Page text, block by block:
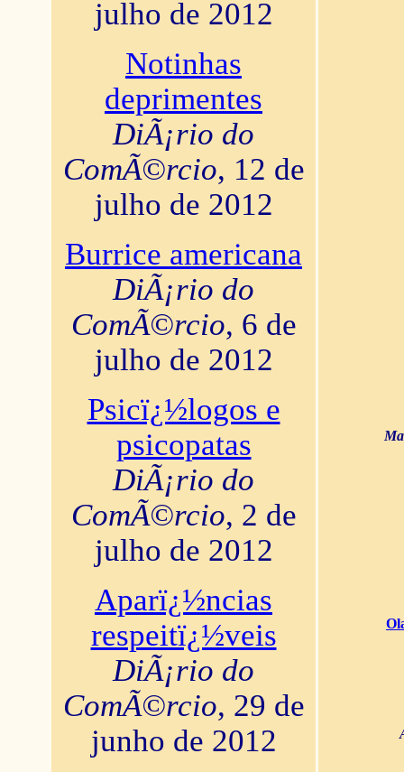
julho de 2012
Notinhas
deprimentes
DiÃ¡rio do
ComÃ©rcio, 12 de
julho de 2012
Burrice americana
DiÃ¡rio do
ComÃ©rcio, 6 de
julho de 2012
Psicï¿½logos e
psicopatas
DiÃ¡rio do
ComÃ©rcio, 2 de
julho de 2012
Aparï¿½ncias
respeitï¿½veis
DiÃ¡rio do
ComÃ©rcio, 29 de
junho de 2012